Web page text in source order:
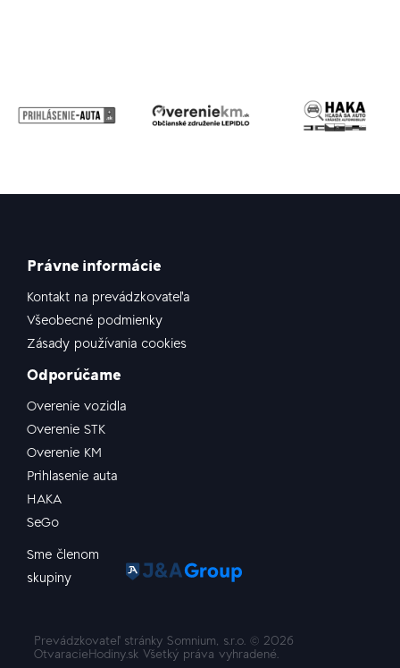
Právne informácie
Kontakt na prevádzkovateľa
Všeobecné podmienky
Zásady používania cookies
Odporúčame
Overenie vozidla
Overenie STK
Overenie KM
Prihlasenie auta
HAKA
SeGo
Sme členom
skupiny
Prevádzkovateľ stránky Somnium, s.r.o. © 2026
OtvaracieHodiny.sk Všetký práva vyhradené.